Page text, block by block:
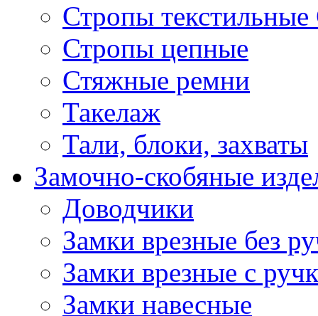
Стропы
Стропы цепные
Стяжные ремни
Такелаж
Тали, блоки, захваты
Замочно-скобяные
Доводчики
Замки врезные без
Замки врезные с
Замки навесные